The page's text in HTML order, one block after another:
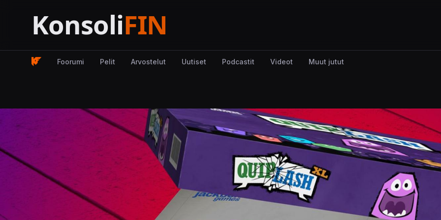
Foorumi Pelit Arvostelut Uutiset Podcastit Videot Muut jutut